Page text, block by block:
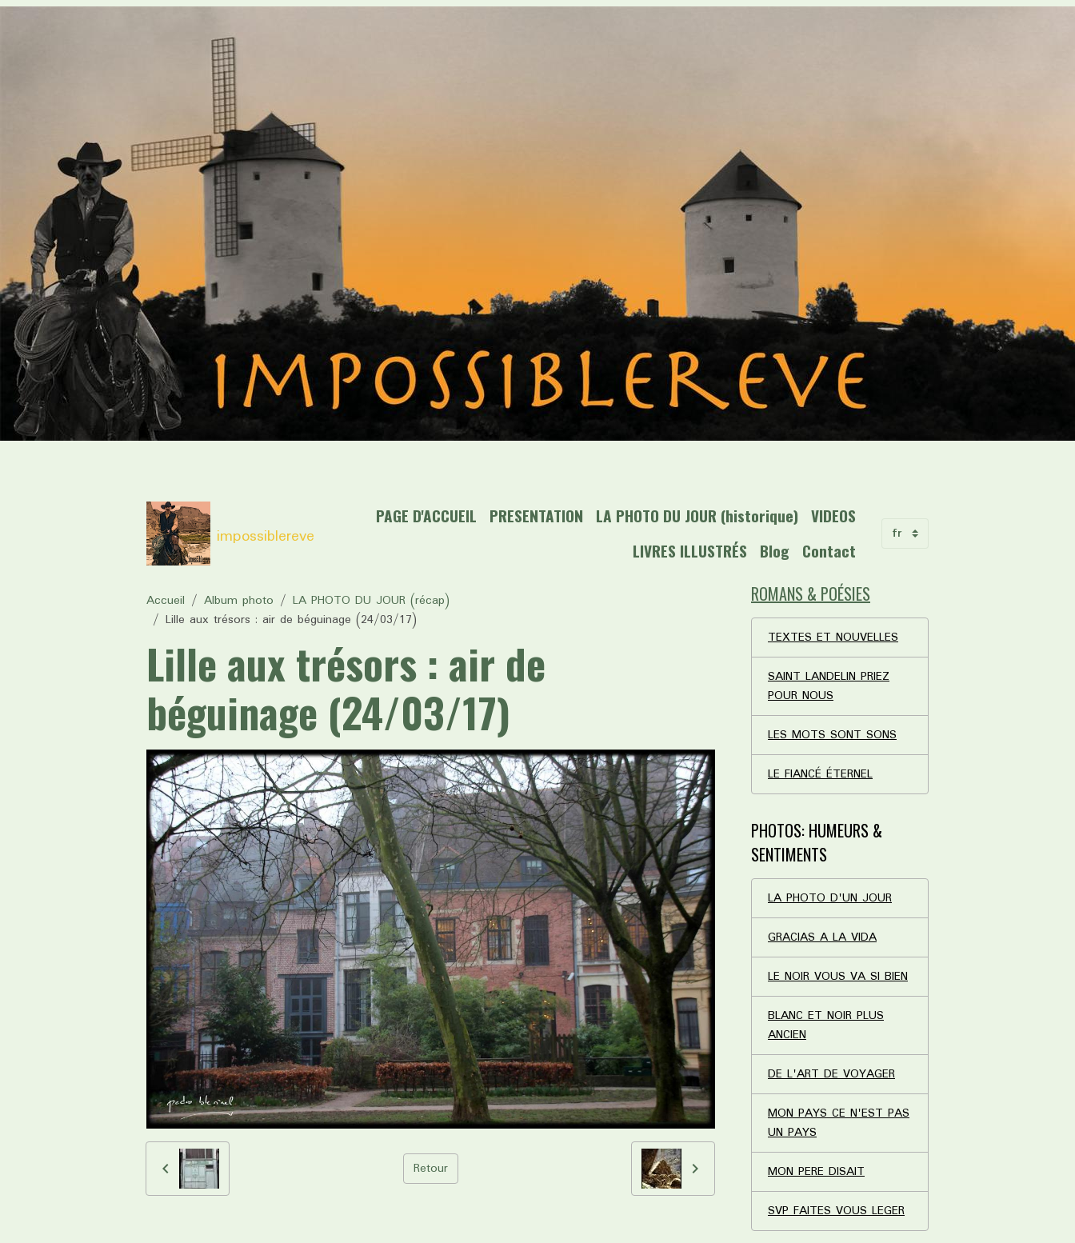
impossiblereve
PAGE D'ACCUEIL PRESENTATION LA PHOTO DU JOUR (historique) VIDEOS
LIVRES ILLUSTRÉS
Blog Contact
Accueil Album photo
LA PHOTO DU JOUR (récap)
Lille aux trésors : air de béguinage (24/03/17)
Lille aux trésors : air de
béguinage (24/03/17)
Retour
ROMANS & POÉSIES
TEXTES ET NOUVELLES
SAINT LANDELIN PRIEZ
POUR NOUS
LES MOTS SONT SONS
LE FIANCÉ ÉTERNEL
PHOTOS: HUMEURS &
SENTIMENTS
LA PHOTO D'UN JOUR
GRACIAS A LA VIDA
LE NOIR VOUS VA SI BIEN
BLANC ET NOIR PLUS
ANCIEN
DE L'ART DE VOYAGER
MON PAYS CE N'EST PAS
UN PAYS
MON PERE DISAIT
SVP FAITES VOUS LEGER